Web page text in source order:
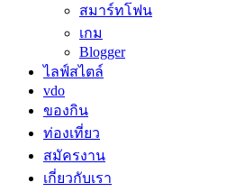
สมาร์ทโฟน
เกม
Blogger
ไลฟ์สไตล์
vdo
ของกิน
ท่องเที่ยว
สมัครงาน
เกี่ยวกับเรา